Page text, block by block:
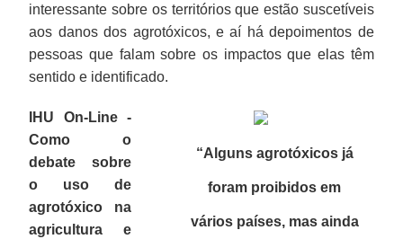
interessante sobre os territórios que estão suscetíveis
aos danos dos agrotóxicos, e aí há depoimentos de
pessoas que falam sobre os impactos que elas têm
sentido e identificado.
“Alguns agrotóxicos já
foram proibidos em
vários países, mas ainda
IHU On-Line -
Como o
debate sobre
o uso de
agrotóxico na
agricultura e